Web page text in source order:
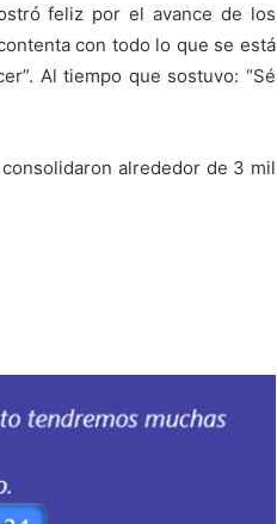
feliz por el avance de los
con todo lo que se está
Al tiempo que sostuvo: “Sé
alrededor de 3 mil